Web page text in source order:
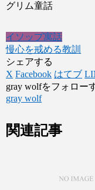
グリム童話
イソップ寓話
慢心を戒める教訓
シェアする
X Facebook はてブ
gray wolfをフォロー
gray wolf
関連記事